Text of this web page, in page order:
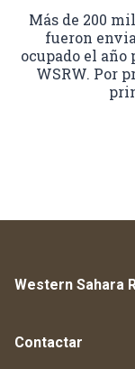
Más de 200
fueron
ocupado el año
WSRW. Por
Western Sahara
Contactar